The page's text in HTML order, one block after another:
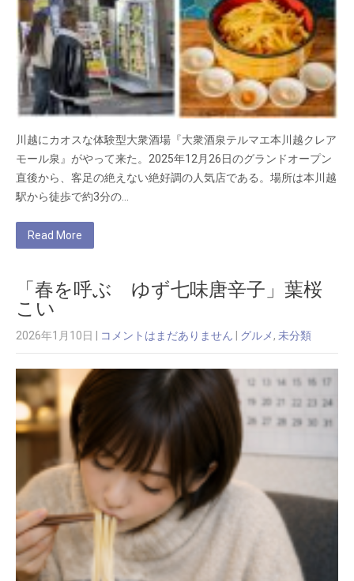
川越にカオスな体験型大衆酒場『大衆酒泉テルマエ本川越クレア
モール泉』がやって来た。2025年12月26日のグランドオープン
直後から、客足の絶えない絶好調の人気店である。場所は本川越
駅から徒歩で約3分の…
Read More
「春を呼ぶ ゆず七味唐辛子」葉桜
こい
2026年1月10日 コメントはまだありません グルメ , 未分類